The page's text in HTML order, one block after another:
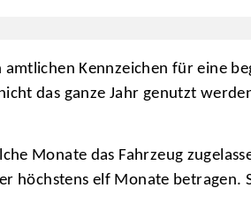
Kennzeichen für eine
das ganze Jahr genutzt
Monate das Fahrzeug
höchstens elf Monate betragen.